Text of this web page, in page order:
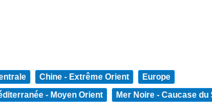
Chine - Extrême Orient
Europe
- Moyen Orient
Mer Noire - Caucase du